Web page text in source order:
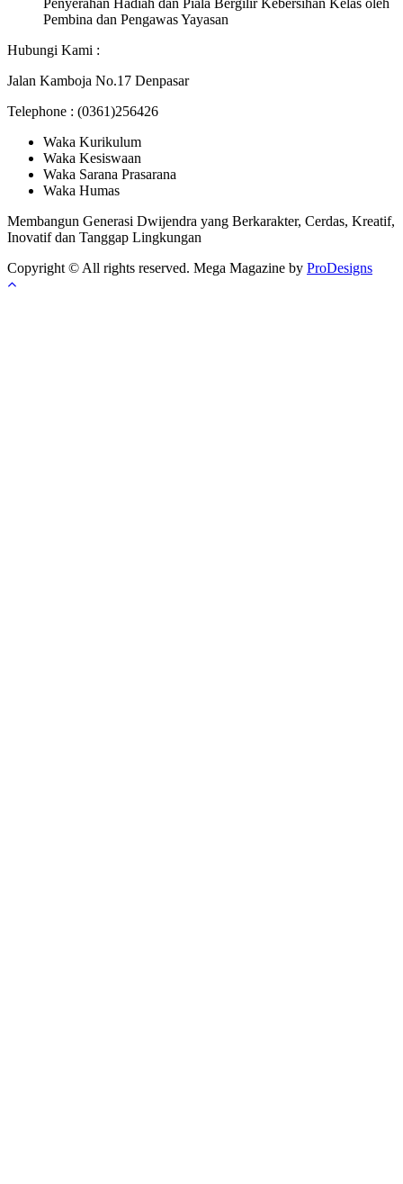
Penyerahan Hadiah dan Piala Bergilir Kebersihan Kelas oleh
Pembina dan Pengawas Yayasan
Hubungi Kami :
Jalan Kamboja No.17 Denpasar
Telephone : (0361)256426
Waka Kurikulum
Waka Kesiswaan
Waka Sarana Prasarana
Waka Humas
Membangun Generasi Dwijendra yang Berkarakter, Cerdas, Kreatif,
Inovatif dan Tanggap Lingkungan
Copyright © All rights reserved. Mega Magazine by ProDesigns